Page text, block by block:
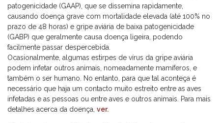
patogenicidade (GAAP), que se dissemina rapidamente,
causando doença grave com mortalidade elevada (até 100% no
prazo de 48 horas) e gripe aviária de baixa patogenicidade
(GABP) que geralmente causa doença ligeira, podendo
facilmente passar despercebida.
Ocasionalmente, algumas estirpes de vírus da gripe aviária
podem infetar outros animais, nomeadamente mamíferos, e
também o ser humano. No entanto, para que tal aconteça é
necessário que haja um contacto muito estreito entre as aves
infetadas e as pessoas ou entre aves e outros animais. Para mais
detalhes acerca da doença, ver.